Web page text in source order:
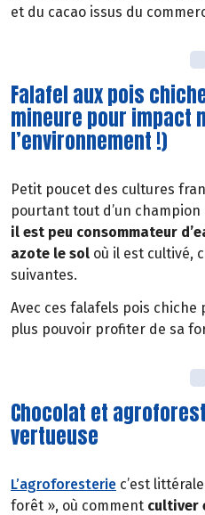
et du cacao issus du
Falafel aux pois
mineure pour impact
l’environnement !)
Petit poucet des cultures
pourtant tout d’un
il est peu consommateur
azote le sol où il est cultivé,
suivantes.
Avec ces falafels pois chiche
plus pouvoir profiter de sa
Chocolat et
vertueuse
L’agroforesterie c’est
forêt », où comment cultiver